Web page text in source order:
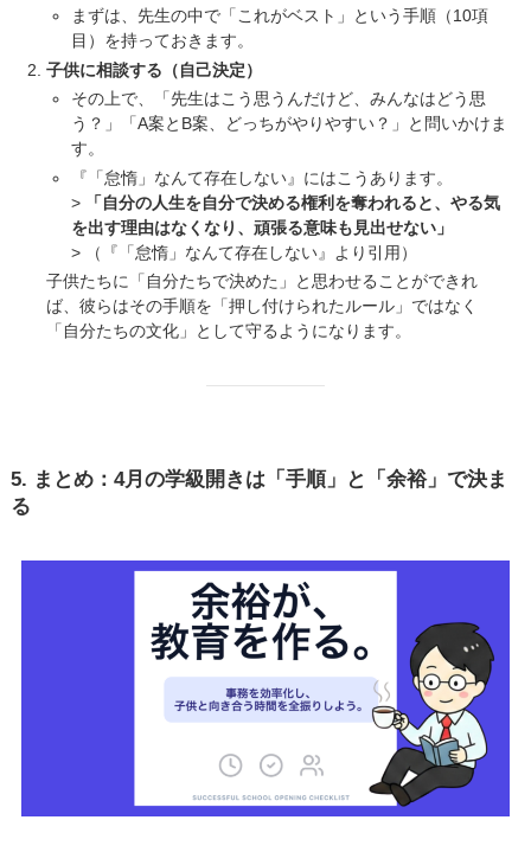
まずは、先生の中で「これがベスト」という手順（10項
目）を持っておきます。
子供に相談する（自己決定）
その上で、「先生はこう思うんだけど、みんなはどう思
う？」「A案とB案、どっちがやりやすい？」と問いかけま
す。
『「怠惰」なんて存在しない』にはこうあります。
>
「自分の人生を自分で決める権利を奪われると、やる気
を出す理由はなくなり、頑張る意味も見出せない」
> （『「怠惰」なんて存在しない』より引用）
子供たちに「自分たちで決めた」と思わせることができれ
ば、彼らはその手順を「押し付けられたルール」ではなく
「自分たちの文化」として守るようになります。
5. まとめ：4月の学級開きは「手順」と「余裕」で決ま
る